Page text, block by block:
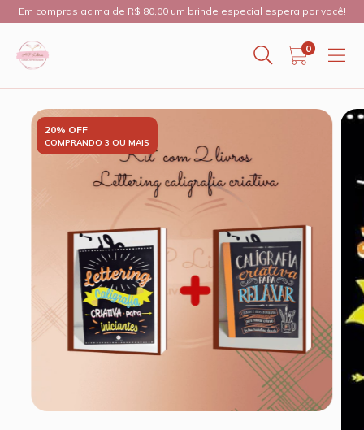
Em compras acima de R$ 80,00 um brinde especial espera por você!
0
20% OFF
COMPRANDO 3 OU MAIS